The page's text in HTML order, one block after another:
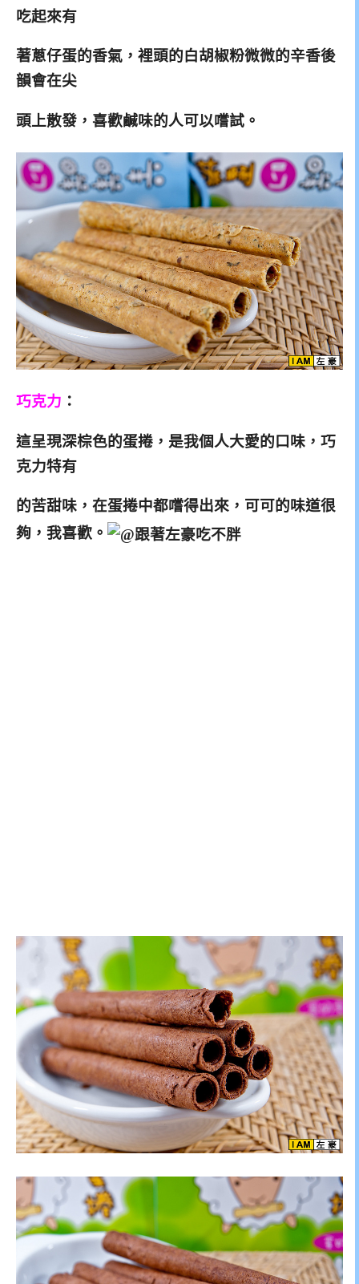
吃起來有
著蔥仔蛋的香氣，裡頭的白胡椒粉微微的辛香後
韻會在尖
頭上散發，喜歡鹹味的人可以嚐試。
巧克力 ：
這呈現深棕色的蛋捲，是我個人大愛的口味，巧
克力特有
的苦甜味，在蛋捲中都嚐得出來，可可的味道很
夠，我喜歡。